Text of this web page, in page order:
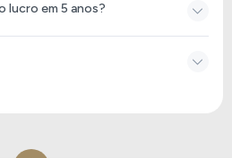
lucro em 5 anos?